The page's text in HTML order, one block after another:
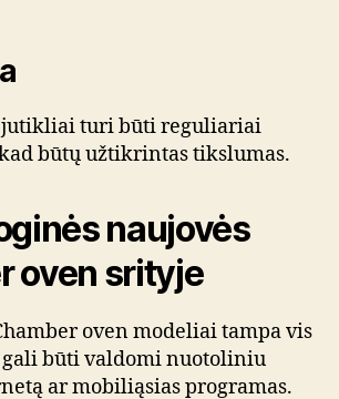
jutikliai turi būti reguliariai
būtų užtikrintas tikslumas.
naujovės
oven srityje
oven modeliai tampa vis
gali būti valdomi nuotoliniu
ar mobiliąsias programas.